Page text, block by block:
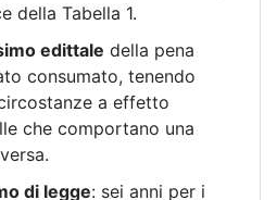
della Tabella 1.
edittale della pena
consumato, tenendo
a effetto
che comportano una
di legge: sei anni per i